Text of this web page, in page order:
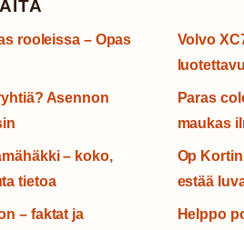
rooleissa – Opas
Volvo
Asennon
Paras
maukas
– koko,
tietoa
Op
estää
– faktat ja
Helppo